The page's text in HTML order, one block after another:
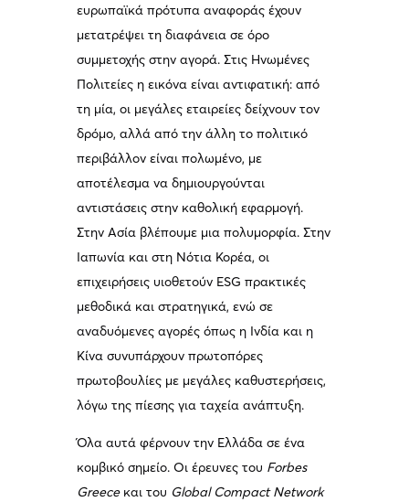
ευρωπαϊκά πρότυπα αναφοράς έχουν
μετατρέψει τη διαφάνεια σε όρο
συμμετοχής στην αγορά. Στις Ηνωμένες
Πολιτείες η εικόνα είναι αντιφατική: από
τη μία, οι μεγάλες εταιρείες δείχνουν τον
δρόμο, αλλά από την άλλη το πολιτικό
περιβάλλον είναι πολωμένο, με
αποτέλεσμα να δημιουργούνται
αντιστάσεις στην καθολική εφαρμογή.
Στην Ασία βλέπουμε μια πολυμορφία. Στην
Ιαπωνία και στη Νότια Κορέα, οι
επιχειρήσεις υιοθετούν ESG πρακτικές
μεθοδικά και στρατηγικά, ενώ σε
αναδυόμενες αγορές όπως η Ινδία και η
Κίνα συνυπάρχουν πρωτοπόρες
πρωτοβουλίες με μεγάλες καθυστερήσεις,
λόγω της πίεσης για ταχεία ανάπτυξη.
Όλα αυτά φέρνουν την Ελλάδα σε ένα
κομβικό σημείο. Οι έρευνες του Forbes
Greeceκαι του Global Compact Network